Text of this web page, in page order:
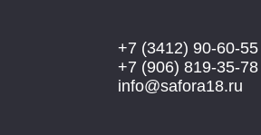
+7 (3412) 90-60-55
+7 (906) 819-35-78
info@safora18.ru